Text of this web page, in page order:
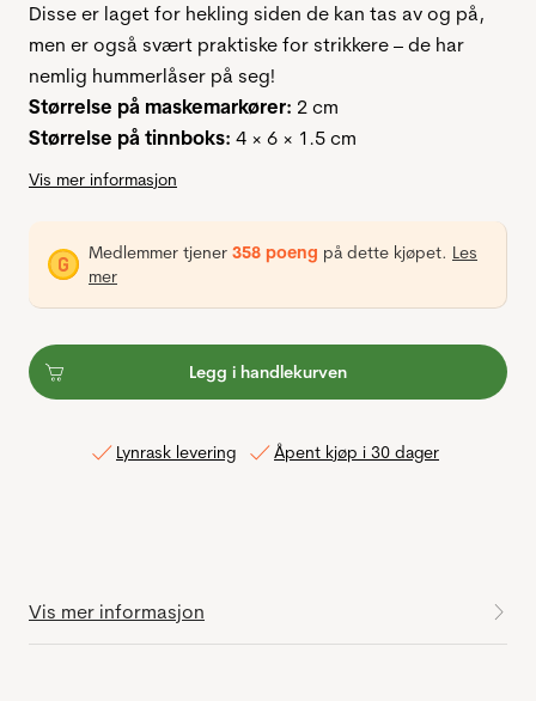
Disse er laget for hekling siden de kan tas av og på,
men er også svært praktiske for strikkere – de har
nemlig hummerlåser på seg!
Størrelse på maskemarkører: 2 cm
Størrelse på tinnboks: 4 × 6 × 1.5 cm
Vis mer informasjon
Medlemmer tjener 358 poeng på dette kjøpet. Les
mer
Legg i handlekurven
Lynrask levering Åpent kjøp i 30 dager
Vis mer informasjon